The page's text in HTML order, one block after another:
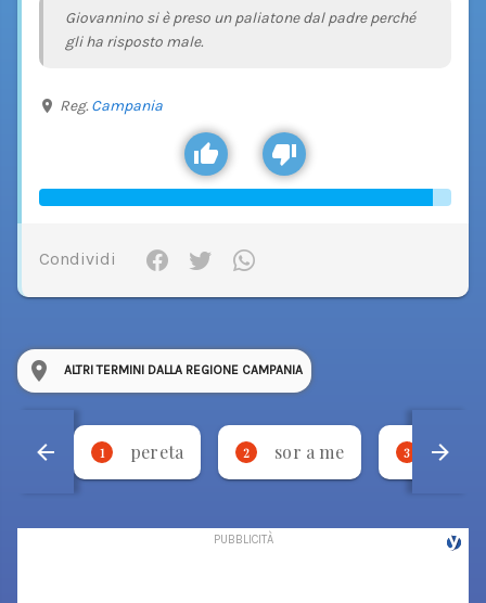
Giovannino si è preso un paliatone dal padre perché
gli ha risposto male.
Reg. Campania
Condividi
ALTRI TERMINI DALLA REGIONE CAMPANIA
1 pereta 2 sor a me 3